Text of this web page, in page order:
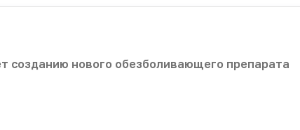
созданию нового обезболивающего препарата